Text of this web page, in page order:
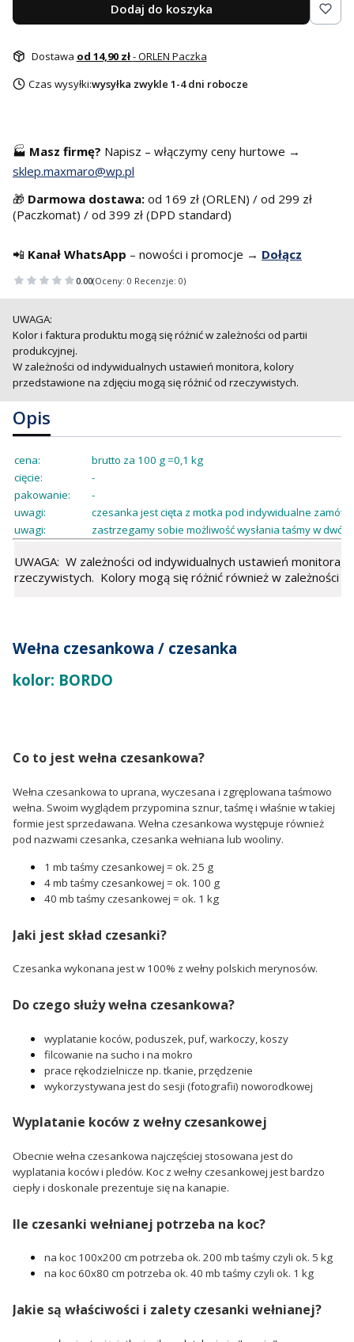
Dodaj do koszyka
Dostawa od 14,90 zł- ORLEN Paczka
Czas wysyłki:wysyłka zwykle 1-4 dni robocze
🏭 Masz firmę? Napisz – włączymy ceny hurtowe →
sklep.maxmaro@wp.pl
🎁 Darmowa dostawa: od 169 zł (ORLEN) / od 299 zł
(Paczkomat) / od 399 zł (DPD standard)
📲 Kanał WhatsApp – nowości i promocje → Dołącz
0.00(Oceny: 0 Recenzje: 0)
UWAGA:
Kolor i faktura produktu mogą się różnić w zależności od partii
produkcyjnej.
W zależności od indywidualnych ustawień monitora, kolory
przedstawione na zdjęciu mogą się różnić od rzeczywistych.
Opis
cena:
brutto za 100 g =0,1 kg
cięcie:
-
pakowanie:
-
uwagi:
czesanka jest cięta z motka pod indywidualne
uwagi:
zastrzegamy sobie możliwość wysłania taśmy w
UWAGA: W zależności od indywidualnych ustawień
rzeczywistych. Kolory mogą się różnić również w zależności
Wełna czesankowa / czesanka
kolor: BORDO
Co to jest wełna czesankowa?
Wełna czesankowa to uprana, wyczesana i zgręplowana taśmowo
wełna. Swoim wyglądem przypomina sznur, taśmę i właśnie w takiej
formie jest sprzedawana. Wełna czesankowa występuje również
pod nazwami czesanka, czesanka wełniana lub wooliny.
1 mb taśmy czesankowej = ok. 25 g
4 mb taśmy czesankowej = ok. 100 g
40 mb taśmy czesankowej = ok. 1 kg
Jaki jest skład czesanki?
Czesanka wykonana jest w 100% z wełny polskich merynosów.
Do czego służy wełna czesankowa?
wyplatanie koców, poduszek, puf, warkoczy, koszy
filcowanie na sucho i na mokro
prace rękodzielnicze np. tkanie, przędzenie
wykorzystywana jest do sesji (fotografii) noworodkowej
Wyplatanie koców z wełny czesankowej
Obecnie wełna czesankowa najczęściej stosowana jest do
wyplatania koców i pledów. Koc z wełny czesankowej jest bardzo
ciepły i doskonale prezentuje się na kanapie.
Ile czesanki wełnianej potrzeba na koc?
na koc 100x200 cm potrzeba ok. 200 mb taśmy czyli ok. 5 kg
na koc 60x80 cm potrzeba ok. 40 mb taśmy czyli ok. 1 kg
Jakie są właściwości i zalety czesanki wełnianej?